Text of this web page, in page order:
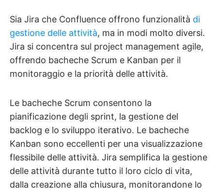
Sia Jira che Confluence offrono funzionalità di
gestione delle attività, ma in modi molto diversi.
Jira si concentra sul project management agile,
offrendo bacheche Scrum e Kanban per il
monitoraggio e la priorità delle attività.
Le bacheche Scrum consentono la
pianificazione degli sprint, la gestione del
backlog e lo sviluppo iterativo. Le bacheche
Kanban sono eccellenti per una visualizzazione
flessibile delle attività. Jira semplifica la gestione
delle attività durante tutto il loro ciclo di vita,
dalla creazione alla chiusura, monitorandone lo